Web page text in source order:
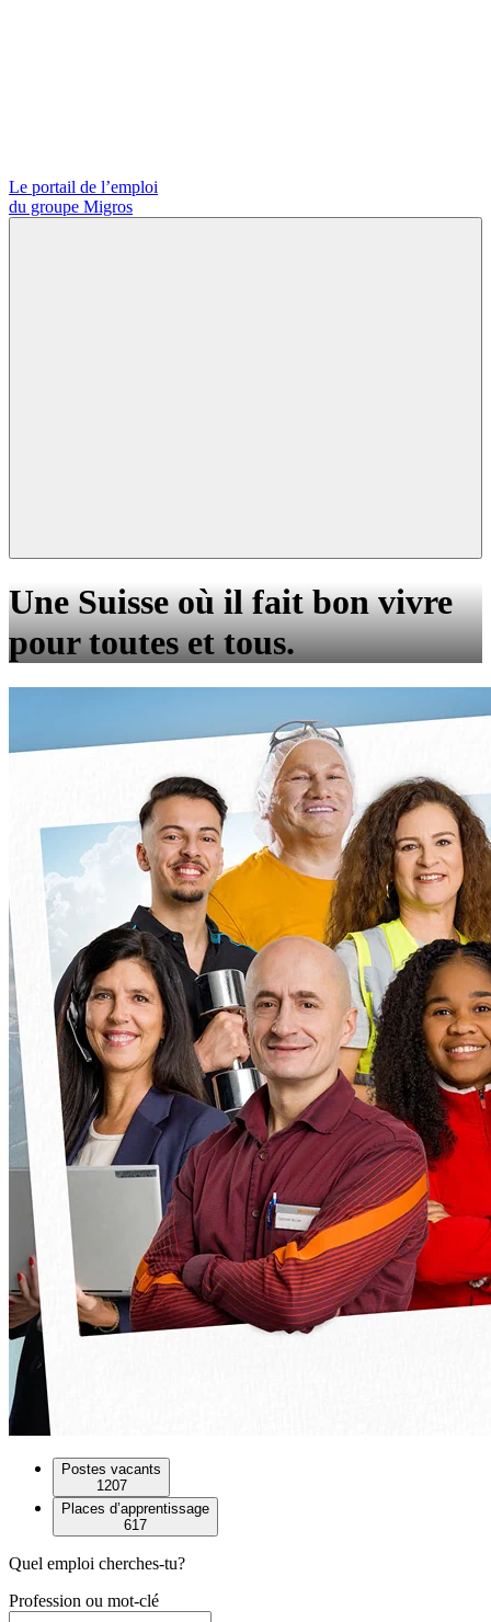
Le portail de l’emploi
du groupe Migros
Une Suisse où il fait bon vivre
pour toutes et tous.
Postes vacants
1207
Places d’apprentissage
617
Quel emploi cherches-tu?
Profession ou mot-clé